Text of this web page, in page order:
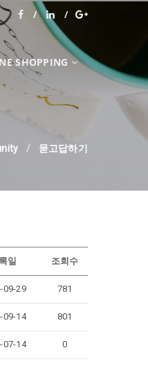
SHOPPING
묻고답하기
일 조회수
09-29 781
09-14 801
07-14 0